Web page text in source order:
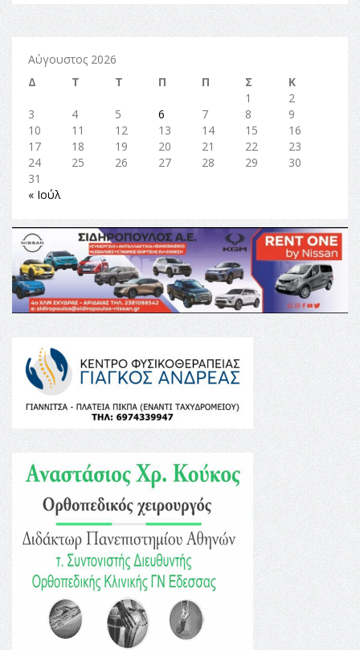
Αύγουστος 2026
Δ
Τ Τ Π Π Σ
Κ
1
2
3
4 5 6 7 8
9
10
11 12 13 14 15
16
17
18 19 20 21 22
23
24
25 26 27 28 29
30
31
« Ιούλ